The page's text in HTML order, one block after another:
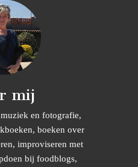
mij
en fotografie,
boeken over
improviseren met
bij foodblogs,